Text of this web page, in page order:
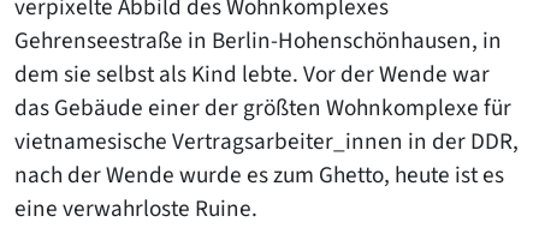
verpixelte Abbild des Wohnkomplexes
Gehrenseestraße in Berlin-Hohenschönhausen, in
dem sie selbst als Kind lebte. Vor der Wende war
das Gebäude einer der größten Wohnkomplexe für
vietnamesische Vertragsarbeiter_innen in der DDR,
nach der Wende wurde es zum Ghetto, heute ist es
eine verwahrloste Ruine.